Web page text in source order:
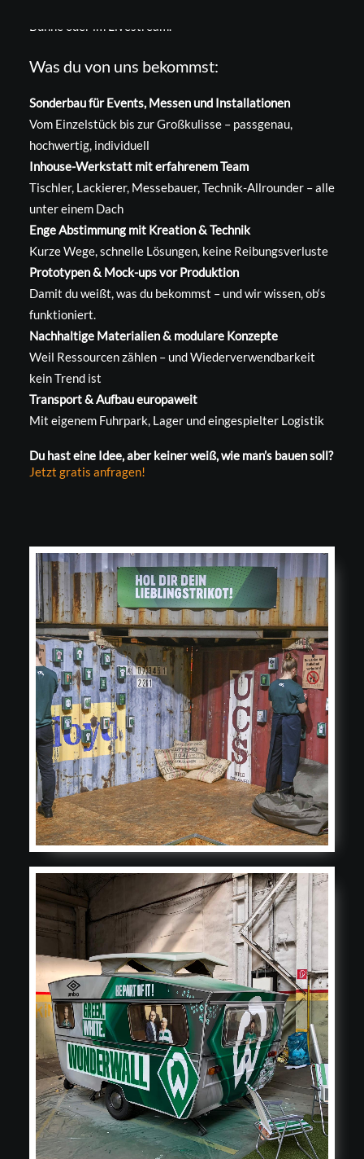
Bühne oder im Livestream.
Was du von uns bekommst:
Sonderbau für Events, Messen und Installationen
Vom Einzelstück bis zur Großkulisse – passgenau,
hochwertig, individuell
Inhouse-Werkstatt mit erfahrenem Team
Tischler, Lackierer, Messebauer, Technik-Allrounder – alle
unter einem Dach
Enge Abstimmung mit Kreation & Technik
Kurze Wege, schnelle Lösungen, keine Reibungsverluste
Prototypen & Mock-ups vor Produktion
Damit du weißt, was du bekommst – und wir wissen, ob‘s
funktioniert.
Nachhaltige Materialien & modulare Konzepte
Weil Ressourcen zählen – und Wiederverwendbarkeit
kein Trend ist
Transport & Aufbau europaweit
Mit eigenem Fuhrpark, Lager und eingespielter Logistik
Du hast eine Idee, aber keiner weiß, wie man’s bauen soll?
Jetzt gratis anfragen!